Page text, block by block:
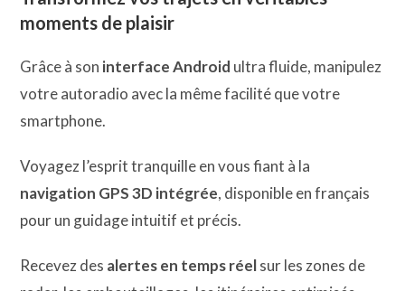
moments de plaisir
Grâce à son interface Android ultra fluide, manipulez
votre autoradio avec la même facilité que votre
smartphone.
Voyagez l’esprit tranquille en vous fiant à la
navigation GPS 3D intégrée, disponible en français
pour un guidage intuitif et précis.
Recevez des alertes en temps réelsur les zones de